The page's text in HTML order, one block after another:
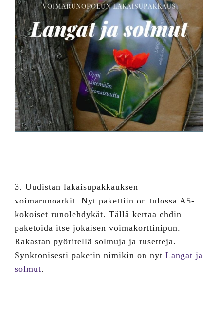
3. Uudistan lakaisupakkauksen
voimarunoarkit. Nyt pakettiin on tulossa A5-
kokoiset runolehdykät. Tällä kertaa ehdin
paketoida itse jokaisen voimakorttinipun.
Rakastan pyöritellä solmuja ja rusetteja.
Synkronisesti paketin nimikin on nyt Langat ja
solmut.